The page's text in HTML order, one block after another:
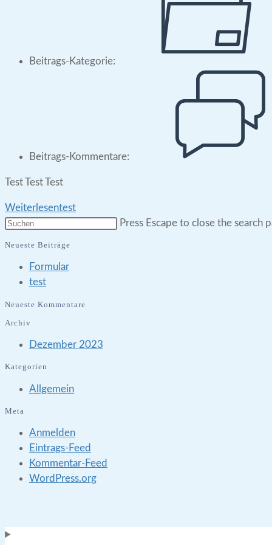
Beitrags-Kategorie:
Beitrags-Kommentare:
Test Test Test
Weiterlesentest
Press Escape to close the search
Neueste Beiträge
Formular
test
Neueste Kommentare
Archiv
Dezember 2023
Kategorien
Allgemein
Meta
Anmelden
Eintrags-Feed
Kommentar-Feed
WordPress.org